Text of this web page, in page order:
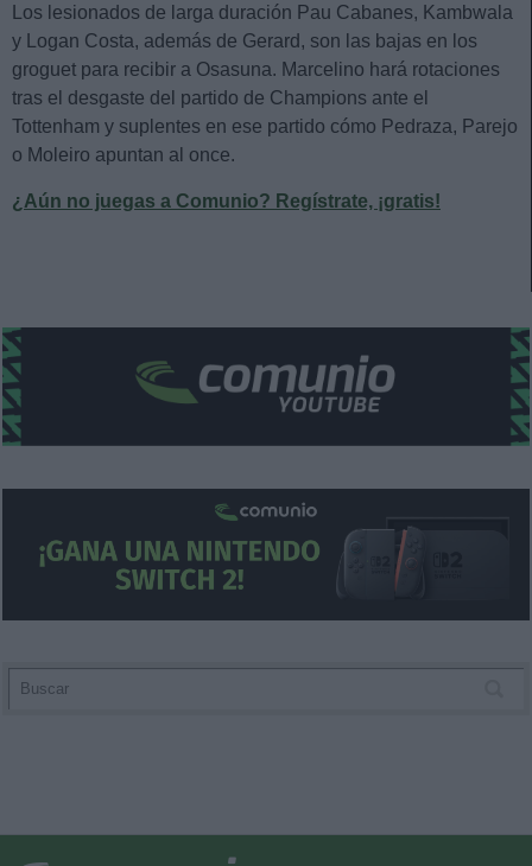
Los lesionados de larga duración Pau Cabanes, Kambwala
y Logan Costa, además de Gerard, son las bajas en los
groguet para recibir a Osasuna. Marcelino hará rotaciones
tras el desgaste del partido de Champions ante el
Tottenham y suplentes en ese partido cómo Pedraza, Parejo
o Moleiro apuntan al once.
¿Aún no juegas a Comunio? Regístrate, ¡gratis!